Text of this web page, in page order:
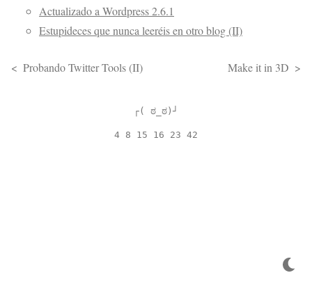
Actualizado a Wordpress 2.6.1
Estupideces que nunca leeréis en otro blog (II)
Probando Twitter Tools (II) Make it in 3D
┌( ಠ_ಠ)┘
4 8 15 16 23 42